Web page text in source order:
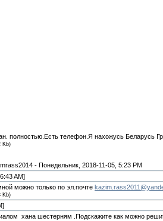
полностью.Есть телефон.Я нахожусь Беларусь
Kb)
- Понедельник, 2018-11-05, 5:23 PM
AM]
можно только по эл.почте
Kb)
хана шестерням .Подскажите как можно